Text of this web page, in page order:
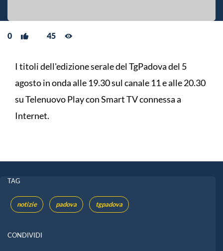
0 45
I titoli dell'edizione serale del TgPadova del 5
agosto in onda alle 19.30 sul canale 11 e alle 20.30
su Telenuovo Play con Smart TV connessa a
Internet.
TAG
notizie padova tgpadova
CONDIVIDI